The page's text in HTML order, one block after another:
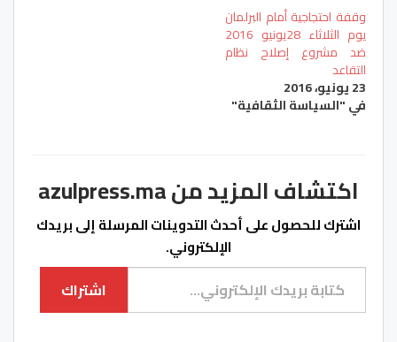
وقفة احتجاجية أمام البرلمان
يوم الثلاثاء 28يونيو 2016
ضد مشروع إصلاح نظام
التقاعد
23 يونيو، 2016
في "السياسة الثقافية"
اكتشاف المزيد من azulpress.ma
اشترك للحصول على أحدث التدوينات المرسلة إلى بريدك
الإلكتروني.
كتابة بريدك الإلكتروني...
اشتراك